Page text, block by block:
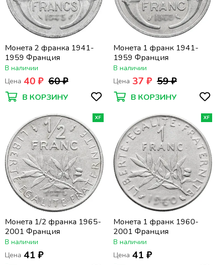
Монета 2 франка 1941-
1959 Франция
В наличии
Цена 40 ₽ 60 ₽
В КОРЗИНУ
Монета 1 франк 1941-
1959 Франция
В наличии
Цена 37 ₽ 59 ₽
В КОРЗИНУ
XF
Монета 1/2 франка 1965-
2001 Франция
В наличии
Цена 41 ₽
XF
Монета 1 франк 1960-
2001 Франция
В наличии
Цена 41 ₽